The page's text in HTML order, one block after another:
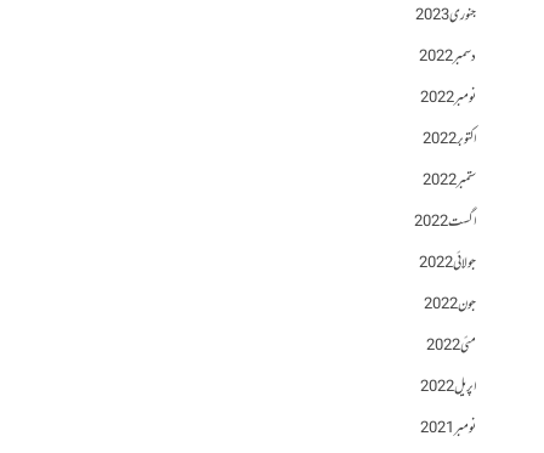
جنوری 2023
دسمبر 2022
نومبر 2022
اکتوبر 2022
ستمبر 2022
اگست 2022
جولائی 2022
جون 2022
مئی 2022
اپریل 2022
نومبر 2021